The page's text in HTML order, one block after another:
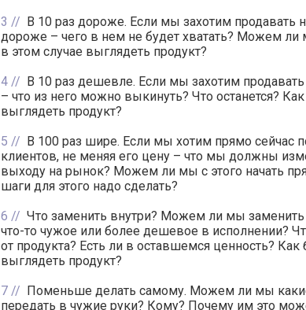
3
В 10 раз дороже. Если мы захотим продавать
дороже – чего в нем не будет хватать? Можем ли
в этом случае выглядеть продукт?
4
В 10 раз дешевле. Если мы захотим
– что из него можно выкинуть? Что останется?
выглядеть продукт?
5
В 100 раз шире. Если мы хотим прямо сейчас
клиентов, не меняя его цену – что мы должны
выходу на рынок? Можем ли мы с этого начать
шаги для этого надо сделать?
6
Что заменить внутри? Можем ли мы заменить
что-то чужое или более дешевое в исполнении?
от продукта? Есть ли в оставшемся ценность? Как
выглядеть продукт?
7
Поменьше делать самому. Можем ли мы
передать в чужие руки? Кому? Почему им это